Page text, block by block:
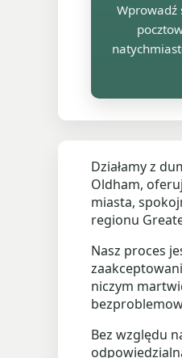
Wprowadź
Działamy z
Oldham,
miasta,
regionu
Nasz proces
niczym
Bez względu